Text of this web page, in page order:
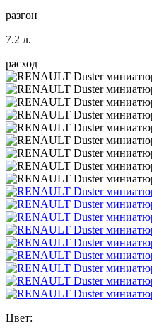
разгон
7.2 л.
расход
Цвет: